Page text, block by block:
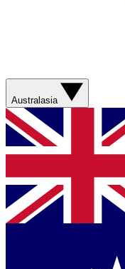
Australasia